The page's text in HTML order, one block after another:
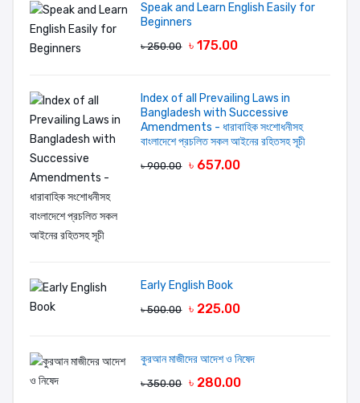
Your Rating
Your review
LOGIN FIRST
Speak and Learn English Easily for
Beginners
৳ 250.00 ৳ 175.00
Index of all Prevailing Laws in
Bangladesh with Successive
Amendments - ধারাবাহিক সংশোধনীসহ
বাংলাদেশে প্রচলিত সকল আইনের রহিতসহ সূচী
৳ 900.00 ৳ 657.00
Early English Book
৳ 500.00 ৳ 225.00
কুরআন মাজীদের আদেশ ও নিষেদ
৳ 350.00 ৳ 280.00